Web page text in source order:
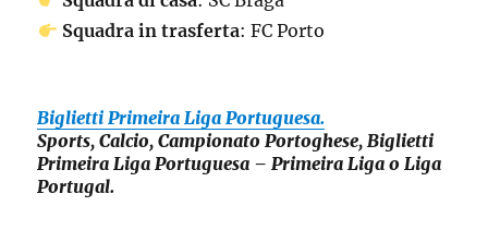
Squadra in trasferta: FC Porto
Biglietti Primeira Liga Portuguesa.
Sports, Calcio, Campionato Portoghese, Biglietti
Primeira Liga Portuguesa – Primeira Liga o Liga
Portugal.